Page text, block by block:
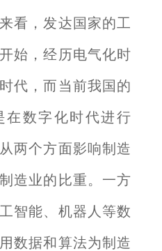
看，发达国家的工
始，经历电气化时
代，而当前我国的
在数字化时代进行
两个方面影响制造
造业的比重。一方
智能、机器人等数
数据和算法为制造